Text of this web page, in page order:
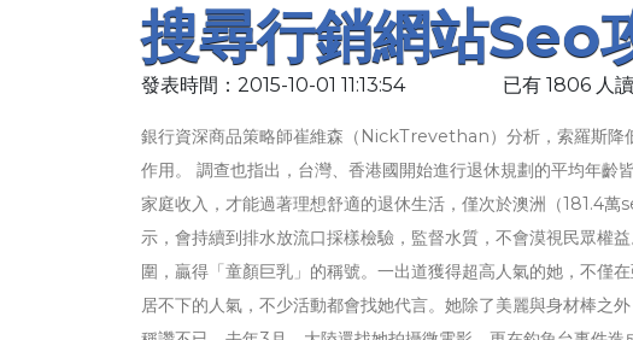
搜尋行銷網站seo
發表時間：2015-10-01 11:13:54 已有 1806 人
銀行資深商品策略師崔維森（NickTrevethan）分析，索羅斯降
作用。 調查也指出，台灣、香港國開始進行退休規劃的平均年
家庭收入，才能過著理想舒適的退休生活，僅次於澳洲（181.4
示，會持續到排水放流口採樣檢驗，監督水質，不會漠視民眾權
圍，贏得「童顏巨乳」的稱號。一出道獲得超高人氣的她，不僅
居不下的人氣，不少活動都會找她代言。她除了美麗與身材棒之